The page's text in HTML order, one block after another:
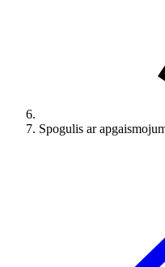
Spogulis ar